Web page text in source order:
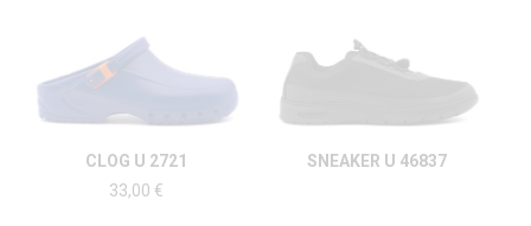
CLOG U 2721
33,00 €
SNEAKER U 46837